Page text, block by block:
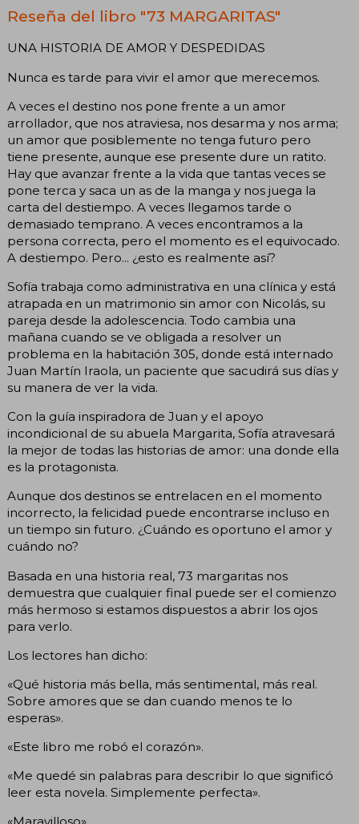
Reseña del libro "73 MARGARITAS"
UNA HISTORIA DE AMOR Y DESPEDIDAS
Nunca es tarde para vivir el amor que merecemos.
A veces el destino nos pone frente a un amor
arrollador, que nos atraviesa, nos desarma y nos arma;
un amor que posiblemente no tenga futuro pero
tiene presente, aunque ese presente dure un ratito.
Hay que avanzar frente a la vida que tantas veces se
pone terca y saca un as de la manga y nos juega la
carta del destiempo. A veces llegamos tarde o
demasiado temprano. A veces encontramos a la
persona correcta, pero el momento es el equivocado.
A destiempo. Pero... ¿esto es realmente así?
Sofía trabaja como administrativa en una clínica y está
atrapada en un matrimonio sin amor con Nicolás, su
pareja desde la adolescencia. Todo cambia una
mañana cuando se ve obligada a resolver un
problema en la habitación 305, donde está internado
Juan Martín Iraola, un paciente que sacudirá sus días y
su manera de ver la vida.
Con la guía inspiradora de Juan y el apoyo
incondicional de su abuela Margarita, Sofía atravesará
la mejor de todas las historias de amor: una donde ella
es la protagonista.
Aunque dos destinos se entrelacen en el momento
incorrecto, la felicidad puede encontrarse incluso en
un tiempo sin futuro. ¿Cuándo es oportuno el amor y
cuándo no?
Basada en una historia real, 73 margaritas nos
demuestra que cualquier final puede ser el comienzo
más hermoso si estamos dispuestos a abrir los ojos
para verlo.
Los lectores han dicho:
«Qué historia más bella, más sentimental, más real.
Sobre amores que se dan cuando menos te lo
esperas».
«Este libro me robó el corazón».
«Me quedé sin palabras para describir lo que significó
leer esta novela. Simplemente perfecta».